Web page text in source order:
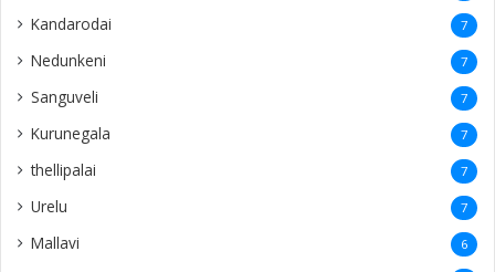
Kandarodai 7
Nedunkeni 7
Sanguveli 7
Kurunegala 7
thellipalai 7
Urelu 7
Mallavi 6